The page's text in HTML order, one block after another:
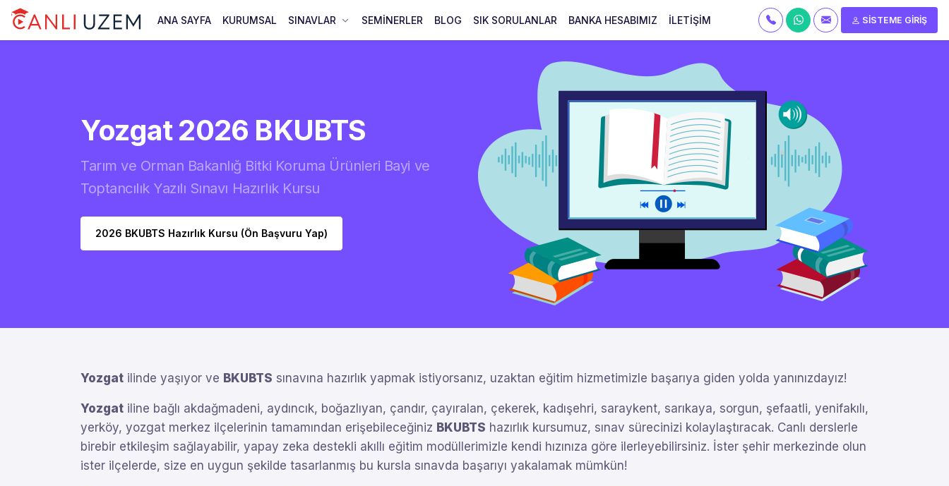
SİSTEME GİRİŞ
ANA SAYFA KURUMSAL SINAVLAR SEMİNERLER BLOG SIK SORULANLAR BANKA HESABIMIZ İLETİŞİM
Yozgat 2026 BKUBTS
Tarım ve Orman Bakanlığ Bitki Koruma Ürünleri Bayi ve
Toptancılık Yazılı Sınavı Hazırlık Kursu
2026 BKUBTS Hazırlık Kursu (Ön Başvuru Yap)
Yozgat ilinde yaşıyor ve BKUBTS sınavına hazırlık yapmak istiyorsanız, uzaktan eğitim hizmetimizle başarıya giden yolda yanınızdayız!
Yozgat iline bağlı akdağmadeni, aydıncık, boğazlıyan, çandır, çayıralan, çekerek, kadışehri, saraykent, sarıkaya, sorgun, şefaatli, yenifakılı,
yerköy, yozgat merkez ilçelerinin tamamından erişebileceğiniz BKUBTS hazırlık kursumuz, sınav sürecinizi kolaylaştıracak. Canlı derslerle
birebir etkileşim sağlayabilir, yapay zeka destekli akıllı eğitim modüllerimizle kendi hızınıza göre ilerleyebilirsiniz. İster şehir merkezinde olun
ister ilçelerde, size en uygun şekilde tasarlanmış bu kursla sınavda başarıyı yakalamak mümkün!